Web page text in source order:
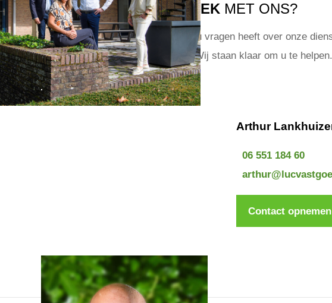
IN GESPREK MET ONS?
kijken ernaar uit om van u te horen! Of u nu vragen heeft over onze
een specifiek object? Wij staan klaar om u te helpen.
Arthur
06 551 184 60
Contact opnemen